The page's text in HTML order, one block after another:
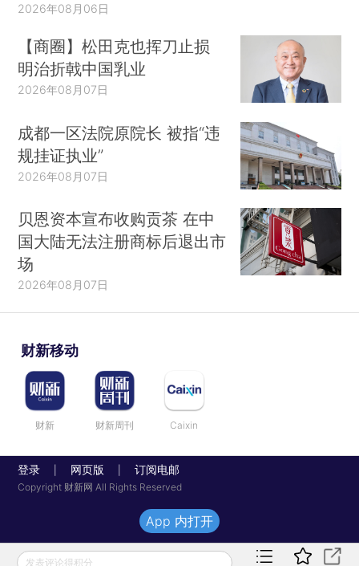
2026年08月06日
【商圈】松田克也挥刀止损
明治折戟中国乳业
2026年08月07日
成都一区法院原院长 被指“违
规挂证执业”
2026年08月07日
贝恩资本宣布收购贡茶 在中
国大陆无法注册商标后退出市
场
2026年08月07日
财新移动
财新 财新周刊 Caixin
登录 网页版 订阅电邮
Copyright 财新网 All Rights Reserved
发表评论得积分
App 内打开